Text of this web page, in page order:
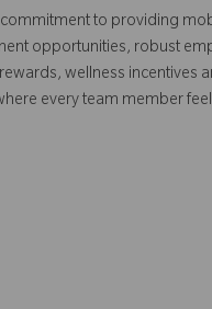
to providing
opportunities, robust
wellness incentives
every team member